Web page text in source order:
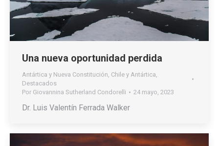
Una nueva oportunidad perdida
Antártica y Nueva Constitución, Chile y Antártica,
Destacados
Por Giovannina Sutherland Condorelli 24 mayo, 2023
Dr. Luis Valentín Ferrada Walker